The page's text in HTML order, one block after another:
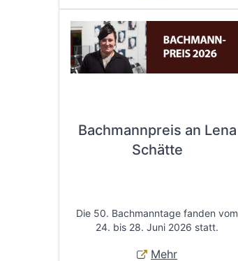
Bachmannpreis an Lena
Schätte
Die 50. Bachmanntage fanden vom
24. bis 28. Juni 2026 statt.
Mehr